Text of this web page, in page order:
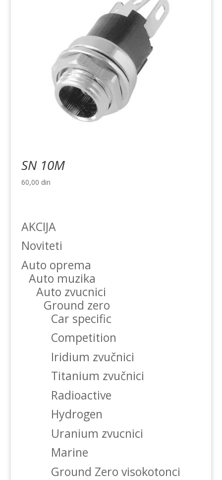
SN 10M
60,00 din
AKCIJA
Noviteti
Auto oprema
Auto muzika
Auto zvucnici
Ground zero
Car specific
Competition
Iridium zvučnici
Titanium zvučnici
Radioactive
Hydrogen
Uranium zvucnici
Marine
Ground Zero visokotonci